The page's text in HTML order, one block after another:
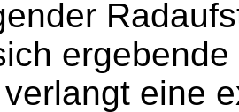
eine